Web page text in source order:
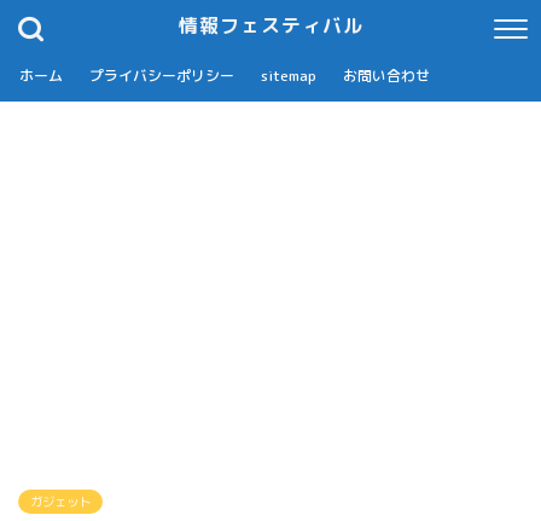
情報フェスティバル
ホーム プライバシーポリシー sitemap お問い合わせ
ガジェット